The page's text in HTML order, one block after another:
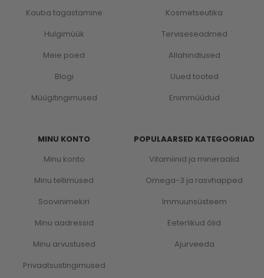
Kauba tagastamine
Hulgimüük
Meie poed
Blogi
Müügitingimused
MINU KONTO
Minu konto
Minu tellimused
Soovinimekiri
Minu aadressid
Minu arvustused
Privaatsustingimused
Kosmetseutika
Terviseseadmed
Allahindlused
Uued tooted
Enimmüüdud
POPULAARSED KATEGOORIAD
Vitamiinid ja mineraalid
Omega-3 ja rasvhapped
Immuunsüsteem
Eeterlikud õlid
Ajurveeda